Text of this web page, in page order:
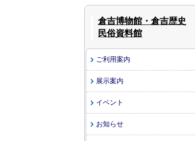
倉吉博物館・倉吉歴史
民俗資料館
ご利用案内
展示案内
イベント
お知らせ